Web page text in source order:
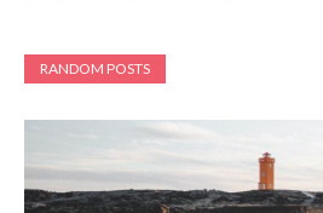
RANDOM POSTS